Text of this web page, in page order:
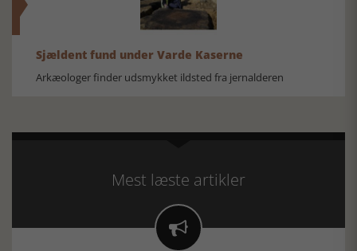
Sjældent fund under Varde Kaserne
Arkæologer finder udsmykket ildsted fra jernalderen
Mest læste artikler
